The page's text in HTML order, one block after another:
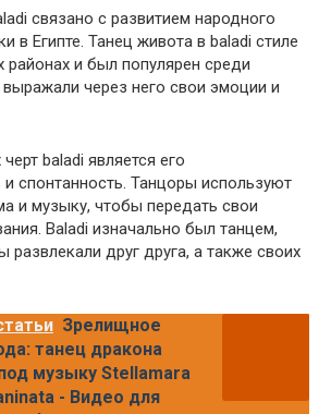
связано с развитием народного
в Египте. Танец живота в baladi стиле
районах и был популярен среди
через него свои эмоции и
baladi является его
спонтанность. Танцоры используют
и музыку, чтобы передать свои
Baladi изначально был танцем,
друг друга, а также своих
Зрелищное
танец дракона
музыку Stellamara
- Видео для